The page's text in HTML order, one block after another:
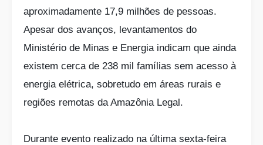
aproximadamente 17,9 milhões de pessoas.
Apesar dos avanços, levantamentos do
Ministério de Minas e Energia indicam que ainda
existem cerca de 238 mil famílias sem acesso à
energia elétrica, sobretudo em áreas rurais e
regiões remotas da Amazônia Legal.
Durante evento realizado na última sexta-feira